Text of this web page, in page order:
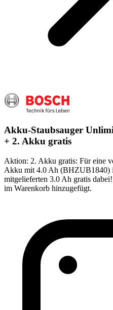
Akku-Staubsauger
+ 2. Akku gratis
Aktion: 2. Akku gratis: Für eine
Akku mit 4.0 Ah (BHZUB1840)
mitgelieferten 3.0 Ah gratis
im Warenkorb hinzugefügt.